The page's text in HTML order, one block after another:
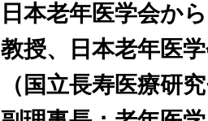
日本老年医学会か
教授、日本老年医
（国立長寿医療研